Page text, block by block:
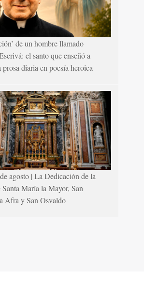
de un hombre llamado
el santo que enseñó a
diaria en poesía heroica
agosto | La Dedicación de la
María la Mayor, San
Afra y San Osvaldo